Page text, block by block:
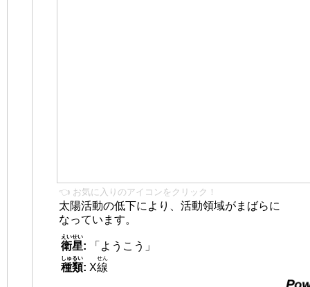
👈 お気に入りのアイコンをクリック！
太陽活動の低下により、活動領域がまばらに
なっています。
衛星
えいせい
:
「ようこう」
種類
しゅるい
: X線
せん